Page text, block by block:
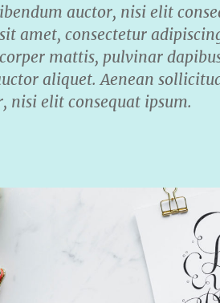
auctor, nisi elit
amet, consectetur
mattis, pulvinar
aliquet. Aenean
nisi elit consequat ipsum.